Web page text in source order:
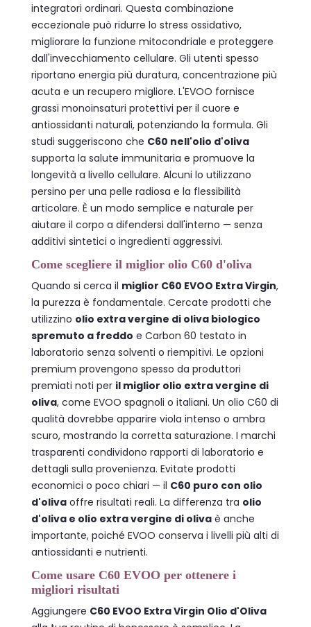
integratori ordinari. Questa combinazione
eccezionale può ridurre lo stress ossidativo,
migliorare la funzione mitocondriale e proteggere
dall'invecchiamento cellulare. Gli utenti spesso
riportano energia più duratura, concentrazione più
acuta e un recupero migliore. L'EVOO fornisce
grassi monoinsaturi protettivi per il cuore e
antiossidanti naturali, potenziando la formula. Gli
studi suggeriscono che C60 nell'olio d'oliva
supporta la salute immunitaria e promuove la
longevità a livello cellulare. Alcuni lo utilizzano
persino per una pelle radiosa e la flessibilità
articolare. È un modo semplice e naturale per
aiutare il corpo a difendersi dall'interno — senza
additivi sintetici o ingredienti aggressivi.
Come scegliere il miglior olio C60 d'oliva
Quando si cerca il miglior C60 EVOO Extra Virgin,
la purezza è fondamentale. Cercate prodotti che
utilizzino olio extra vergine di oliva biologico
spremuto a freddo e Carbon 60 testato in
laboratorio senza solventi o riempitivi. Le opzioni
premium provengono spesso da produttori
premiati noti per il miglior olio extra vergine di
oliva, come EVOO spagnoli o italiani. Un olio C60 di
qualità dovrebbe apparire viola intenso o ambra
scuro, mostrando la corretta saturazione. I marchi
trasparenti condividono rapporti di laboratorio e
dettagli sulla provenienza. Evitate prodotti
economici o poco chiari — il C60 puro con olio
d'oliva offre risultati reali. La differenza tra olio
d'oliva e olio extra vergine di oliva è anche
importante, poiché EVOO conserva i livelli più alti di
antiossidanti e nutrienti.
Come usare C60 EVOO per ottenere i
migliori risultati
Aggiungere C60 EVOO Extra Virgin Olio d'Oliva